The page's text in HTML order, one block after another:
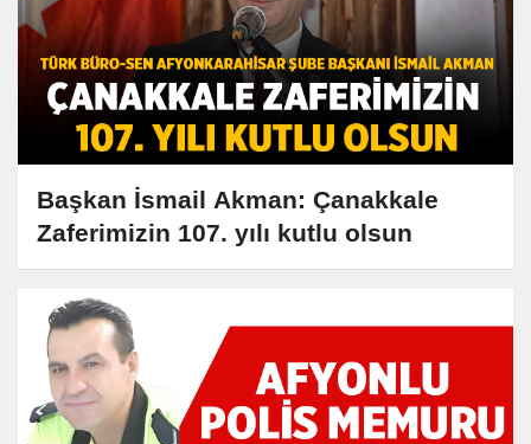
Başkan İsmail Akman: Çanakkale
Zaferimizin 107. yılı kutlu olsun